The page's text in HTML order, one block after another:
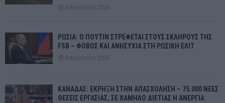
8 Αυγούστου 2026
ΡΩΣΙΑ: Ο ΠΟΥΤΙΝ ΣΤΡΕΦΕΤΑΙ ΣΤΟΥΣ ΣΚΛΗΡΟΥΣ ΤΗΣ
FSB – ΦΟΒΟΣ ΚΑΙ ΑΝΗΣΥΧΙΑ ΣΤΗ ΡΩΣΙΚΗ ΕΛΙΤ
8 Αυγούστου 2026
ΚΑΝΑΔΑΣ: ΕΚΡΗΞΗ ΣΤΗΝ ΑΠΑΣΧΟΛΗΣΗ – 75.000 ΝΕΕΣ
ΘΕΣΕΙΣ ΕΡΓΑΣΙΑΣ, ΣΕ ΧΑΜΗΛΟ ΔΙΕΤΙΑΣ Η ΑΝΕΡΓΙΑ